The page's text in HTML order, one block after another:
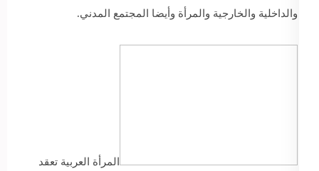
والداخلية والخارجية والمرأة وأيضا المجتمع المدني.
المرأة العربية تعقد